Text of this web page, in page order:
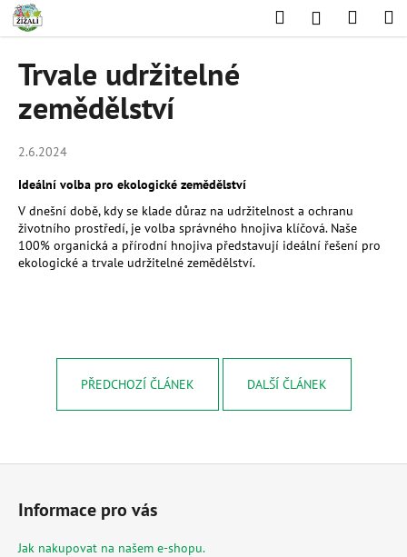
Přejít
obsah
HledatPřihlášení
Trvale udržitelné
zemědělství
2.6.2024
Ideální volba pro ekologické zemědělství
V dnešní době, kdy se klade důraz na udržitelnost a ochranu
životního prostředí, je volba správného hnojiva klíčová. Naše
100% organická a přírodní hnojiva představují ideální řešení pro
ekologické a trvale udržitelné zemědělství.
PŘEDCHOZÍ ČLÁNEK DALŠÍ ČLÁNEK
o
C
o
p
t
ř
e
b
t
?
Informace pro vás
Jak nakupovat na našem e-shopu.